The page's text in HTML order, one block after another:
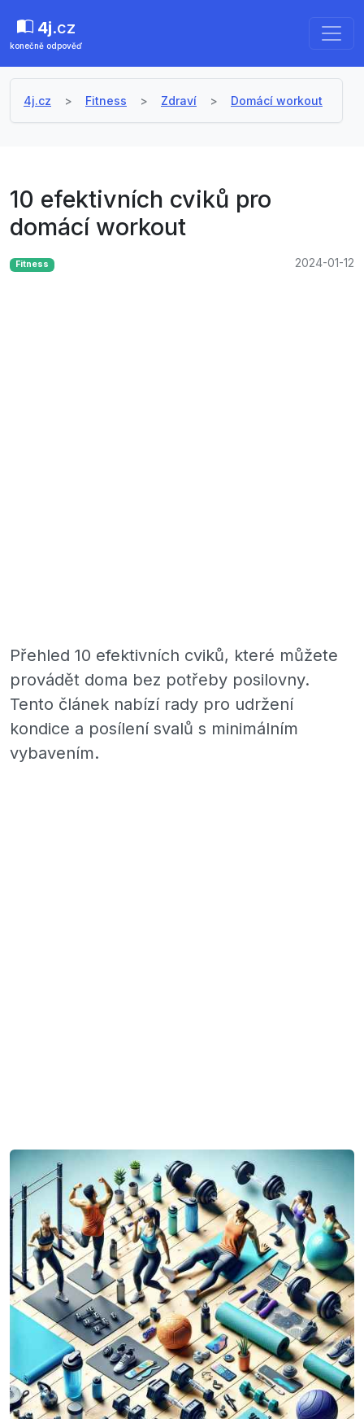
4j.cz
konečně odpověď
4j.cz Fitness Zdraví Domácí workout
10 efektivních cviků pro
domácí workout
Fitness 2024-01-12
Přehled 10 efektivních cviků, které můžete
provádět doma bez potřeby posilovny.
Tento článek nabízí rady pro udržení
kondice a posílení svalů s minimálním
vybavením.